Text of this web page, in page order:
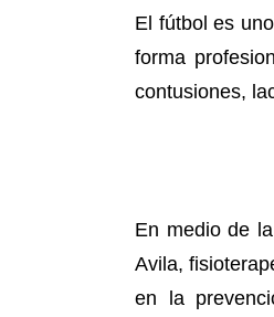
El fútbol es
forma
contusiones,
En medio de
Avila,
en la